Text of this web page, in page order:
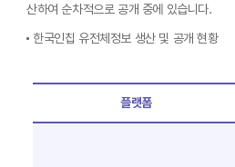
산하여 순차적으로 공개 중에 있습니다.
한국인칩 유전체정보 생산 및 공개 현황
플랫폼